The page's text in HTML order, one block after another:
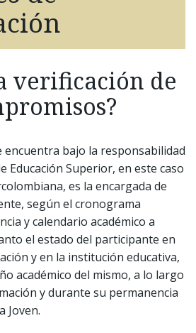
verificación de
encuentra bajo la responsabilidad
Educación Superior, en este caso
es la encargada de
según el cronograma
y calendario académico a
el estado del participante en
y en la institución educativa,
académico del mismo, a lo largo
y durante su permanencia
Joven.